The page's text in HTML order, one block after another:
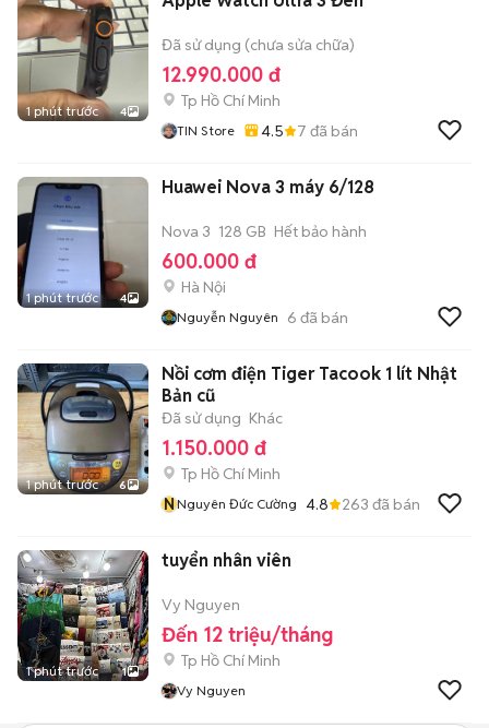
1 phút trước 4
Đã sử dụng (chưa sửa chữa)
12.990.000 đ
Tp Hồ Chí Minh
TIN Store 4.5 7 đã bán
1 phút trước 4
Huawei Nova 3 máy 6/128
Nova 3 128 GB Hết bảo hành
600.000 đ
Hà Nội
Nguyễn Nguyên 6 đã bán
1 phút trước 6
Nồi cơm điện Tiger Tacook 1 lít Nhật
Bản cũ
Đã sử dụng Khác
1.150.000 đ
Tp Hồ Chí Minh
NNguyên Đức Cường 4.8 263 đã bán
1 phút trước 1
tuyển nhân viên
Vy Nguyen
Đến 12 triệu/tháng
Tp Hồ Chí Minh
Vy Nguyen